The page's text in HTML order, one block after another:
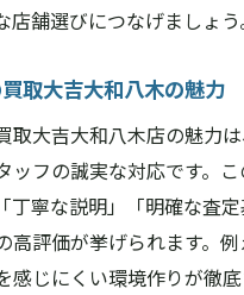
店舗選びにつなげましょう
取大吉大和八木の魅力
取大吉大和八木店の魅力
ッフの誠実な対応です。
丁寧な説明」「明確な査
高評価が挙げられます。
感じにくい環境作りが徹